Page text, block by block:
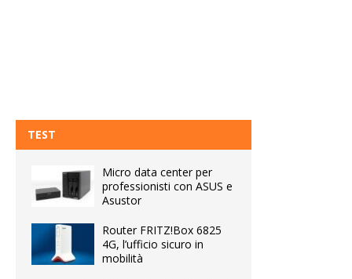
TEST
Micro data center per
professionisti con ASUS e
Asustor
Router FRITZ!Box 6825
4G, l’ufficio sicuro in
mobilità